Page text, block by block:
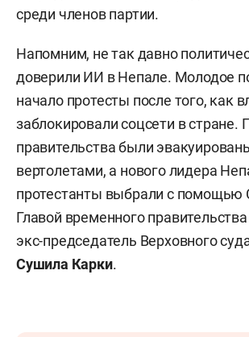
среди членов партии.
Напомним, не так давно
доверили ИИ в Непале. Молодое
начало протесты после того, как
заблокировали соцсети в стране.
правительства были
вертолетами, а нового лидера
протестанты выбрали с помощью
Главой временного
экс-председатель Верховного
Сушила Карки.